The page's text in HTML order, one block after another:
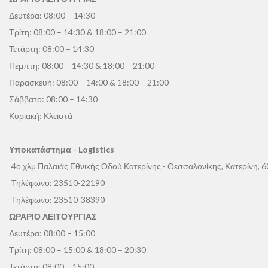
Δευτέρα: 08:00 – 14:30
Τρίτη: 08:00 – 14:30 & 18:00 – 21:00
Τετάρτη: 08:00 – 14:30
Πέμπτη: 08:00 – 14:30 & 18:00 – 21:00
Παρασκευή: 08:00 – 14:00 & 18:00 – 21:00
Σάββατο: 08:00 – 14:30
Κυριακή: Κλειστά
Υποκατάστημα - Logistics
4ο χλμ Παλαιάς Εθνικής Οδού Κατερίνης - Θεσσαλονίκης, Κατερίνη,
Τηλέφωνο: 23510-22190
Τηλέφωνο: 23510-38390
ΩΡΑΡΙΟ ΛΕΙΤΟΥΡΓΙΑΣ
Δευτέρα: 08:00 – 15:00
Τρίτη: 08:00 – 15:00 & 18:00 – 20:30